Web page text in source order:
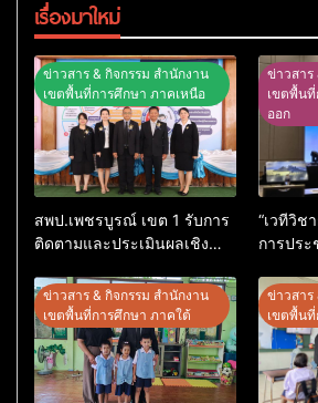
เรื่องมาใหม่
ข่าวสาร & กิจกรรม สำนักงาน
เขตพื้นที่การศึกษา ภาคเหนือ
สพป.เพชรบูรณ์ เขต 1 รับการ
ติดตามและประเมินผลเชิง
ต้นแบบ” ระดับประเทศ รุ่นที่ 3
ประจำปีงบประมาณ พ.ศ.
2569
ข่าวสาร
เขตพื้น
ออก
“เวทีวิช
การประ
ข่าวสาร & กิจกรรม สำนักงาน
เขตพื้นที่การศึกษา ภาคใต้
ข่าวสาร
เขตพื้น